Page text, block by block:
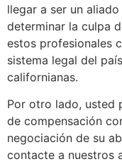
llegar a ser un
determinar la culpa
estos profesionales
sistema legal del
californianas.
Por otro lado, usted
de compensación
negociación de su
contacte a nuestros